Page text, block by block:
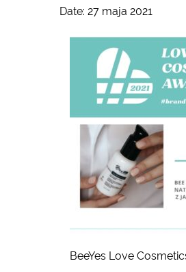
Date: 27 maja 2021
BeeYes Love